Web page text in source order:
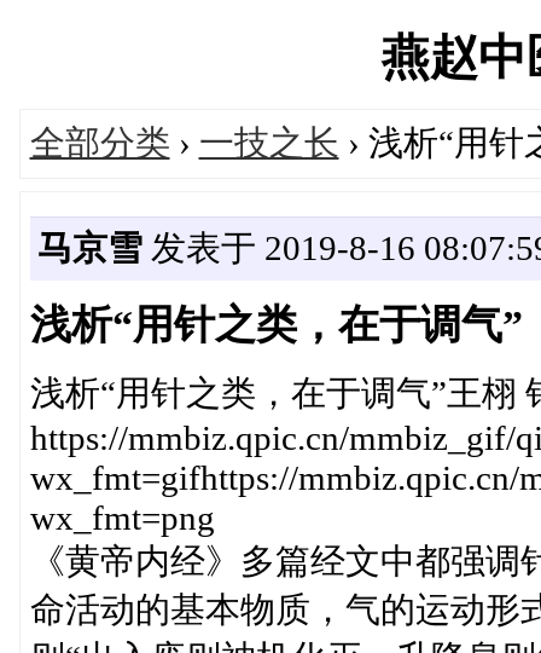
燕赵中
全部分类 › 一技之长 › 浅析“用
马京雪发表于 2019-8-16
浅析“用针之类，在于调气”
浅析“用针之类，在于调气”王栩
https://mmbiz.qpic.cn/
wx_fmt=gifhttps://mmbiz.qpic.cn/
wx_fmt=png
《黄帝内经》多篇经文中都强
命活动的基本物质，气的运动形